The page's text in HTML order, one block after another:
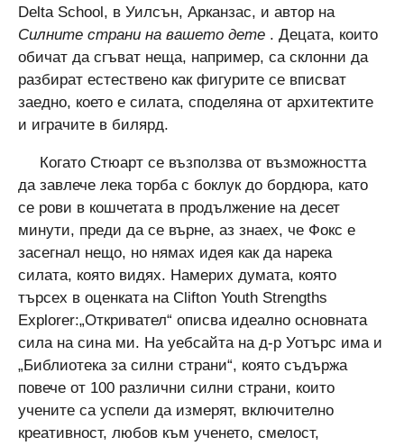
Delta School, в Уилсън, Арканзас, и автор на
Силните страни на вашето дете . Децата, които
обичат да сгъват неща, например, са склонни да
разбират естествено как фигурите се вписват
заедно, което е силата, споделяна от архитектите
и играчите в билярд.
Когато Стюарт се възползва от възможността
да завлече лека торба с боклук до бордюра, като
се рови в кошчетата в продължение на десет
минути, преди да се върне, аз знаех, че Фокс е
засегнал нещо, но нямах идея как да нарека
силата, която видях. Намерих думата, която
търсех в оценката на Clifton Youth Strengths
Explorer:„Откривател“ описва идеално основната
сила на сина ми. На уебсайта на д-р Уотърс има и
„Библиотека за силни страни“, която съдържа
повече от 100 различни силни страни, които
учените са успели да измерят, включително
креативност, любов към ученето, смелост,